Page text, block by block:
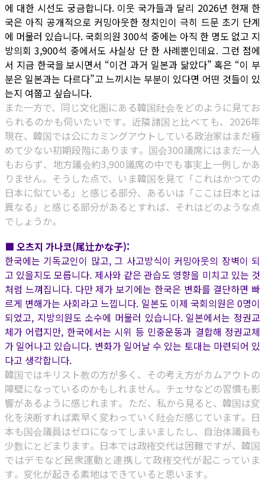
에 대한 시선도 궁금합니다. 이웃 국가들과 달리 2026년 현재 한
국은 아직 공개적으로 커밍아웃한 정치인이 극히 드문 초기 단계
에 머물러 있습니다. 국회의원 300석 중에는 아직 한 명도 없고 지
방의회 3,900석 중에서도 사실상 단 한 사례뿐인데요. 그런 점에
서 지금 한국을 보시면서 “이건 과거 일본과 닮았다” 혹은 “이 부
분은 일본과는 다르다”고 느끼시는 부분이 있다면 어떤 것들이 있
는지 여쭙고 싶습니다.
また一方で、同じ文化圏にある韓国社会をどのように見てお
られるのかも伺いたいです。近隣諸国と比べても、2026年
現在、韓国では公にカミングアウトしている政治家はまだ極
めて少ない初期段階にあります。国会300議席にはまだ一人
もおらず、地方議会約3,900議席の中でも事実上一例しかあ
りません。そうした点で、いま韓国を見て「これはかつての
日本に似ている」と感じる部分、あるいは「ここは日本とは
異なる」と感じる部分があるとすれば、それはどのような点
でしょうか。
■ 오츠지 가나코(尾辻かな子):
한국에는 기독교인이 많고, 그 사고방식이 커밍아웃의 장벽이 되
고 있을지도 모릅니다. 제사와 같은 관습도 영향을 미치고 있는 것
처럼 느껴집니다. 다만 제가 보기에는 한국은 변화를 결단하면 빠
르게 변해가는 사회라고 느낍니다. 일본도 이제 국회의원은 0명이
되었고, 지방의원도 소수에 머물러 있습니다. 일본에서는 정권교
체가 어렵지만, 한국에서는 시위 등 민중운동과 결합해 정권교체
가 일어나고 있습니다. 변화가 일어날 수 있는 토대는 마련되어 있
다고 생각합니다.
韓国ではキリスト教の方が多く、その考え方がカムアウトの
障壁になっているのかもしれません。チェサなどの習慣も影
響があるように感じれます。ただ、私から見ると、韓国は変
化を決断すれば素早く変わっていく社会だ感じています。日
本も国会議員はゼロになってしまいましたし、自治体議員も
少数にとどまります。日本では政権交代は困難ですが、韓国
ではデモなど民衆運動と連携して政権交代が起こっていま
す。変化が起きる素地はできていると思います。